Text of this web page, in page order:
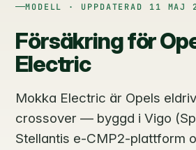
MODELL · UPPDATERAD 11 MAJ
Försäkring för
Electric
Mokka Electric är Opels
crossover — byggd i Vigo
Stellantis e-CMP2-plattform